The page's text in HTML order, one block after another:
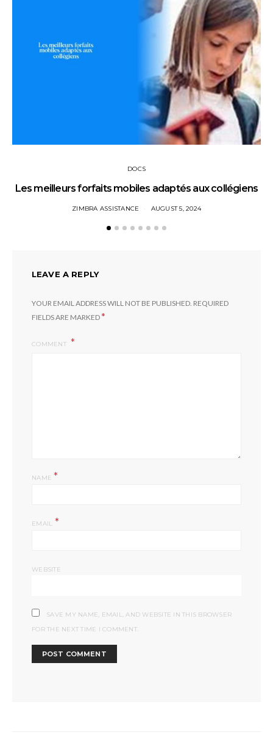
DOCS
Les meilleurs forfaits mobiles adaptés aux collégiens
ZIMBRA ASSISTANCE AUGUST 5, 2024
LEAVE A REPLY
YOUR EMAIL ADDRESS WILL NOT BE PUBLISHED. REQUIRED
FIELDS ARE MARKED*
COMMENT
NAME*
EMAIL *
WEBSITE
SAVE MY NAME, EMAIL, AND WEBSITE IN THIS BROWSER
FOR THE NEXT TIME I COMMENT.